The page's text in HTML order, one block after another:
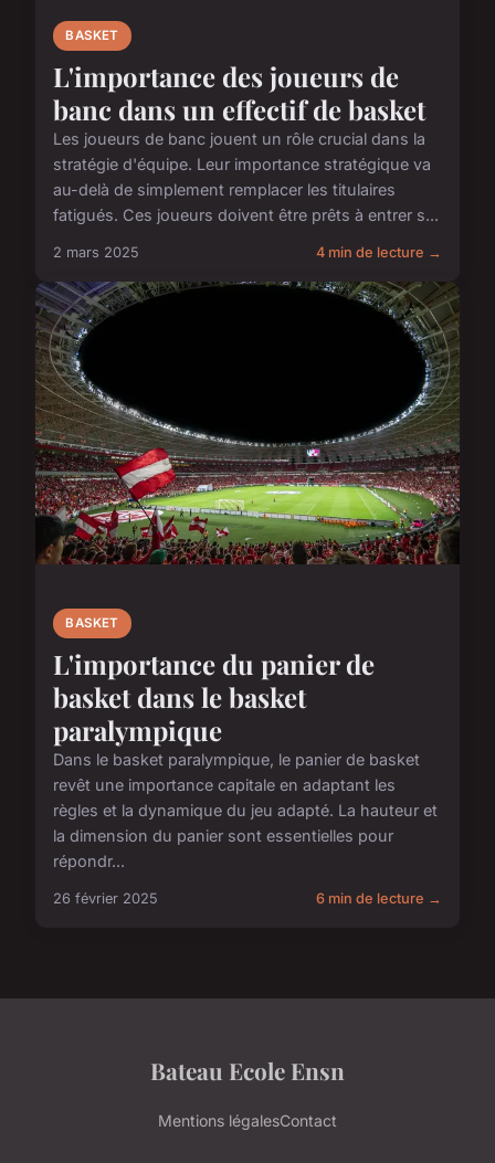
BASKET
L'importance des joueurs de
banc dans un effectif de basket
Les joueurs de banc jouent un rôle crucial dans la
stratégie d'équipe. Leur importance stratégique va
au-delà de simplement remplacer les titulaires
fatigués. Ces joueurs doivent être prêts à entrer s...
2 mars 2025 4 min de lecture →
BASKET
L'importance du panier de
basket dans le basket
paralympique
Dans le basket paralympique, le panier de basket
revêt une importance capitale en adaptant les
règles et la dynamique du jeu adapté. La hauteur et
la dimension du panier sont essentielles pour
répondr...
26 février 2025 6 min de lecture →
Bateau Ecole Ensn
Mentions légalesContact